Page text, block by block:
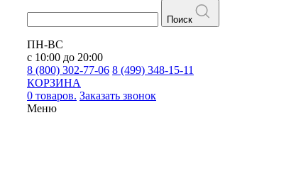
Поиск
ПН-ВС
с 10:00 до 20:00
8 (800) 302-77-06 8 (499) 348-15-11
КОРЗИНА
0 товаров. Заказать звонок
Меню